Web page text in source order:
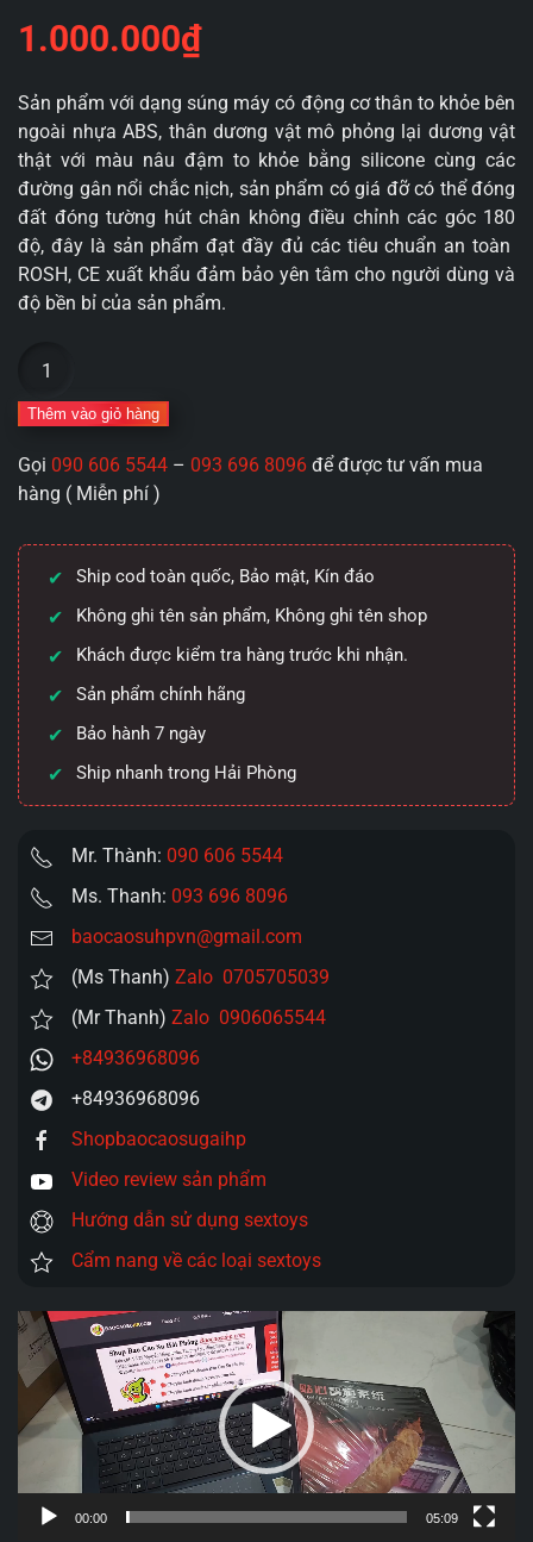
1.000.000₫
Sản phẩm với dạng súng máy có động cơ thân to khỏe bên
ngoài nhựa ABS, thân dương vật mô phỏng lại dương vật
thật với màu nâu đậm to khỏe bằng silicone cùng các
đường gân nổi chắc nịch, sản phẩm có giá đỡ có thể đóng
đất đóng tường hút chân không điều chỉnh các góc 180
độ, đây là sản phẩm đạt đầy đủ các tiêu chuẩn an toàn
ROSH, CE xuất khẩu đảm bảo yên tâm cho người dùng và
độ bền bỉ của sản phẩm.
giả
máy
đóng
DIBE
Wolverine
thụt
mạnh
phát
nhiệt
lực.
số
lượng
Thêm vào giỏ hàng
Gọi 090 606 5544 – 093 696 8096 để được tư vấn mua
hàng ( Miễn phí )
Ship cod toàn quốc, Bảo mật, Kín đáo
Không ghi tên sản phẩm, Không ghi tên shop
Khách được kiểm tra hàng trước khi nhận.
Sản phẩm chính hãng
Bảo hành 7 ngày
Ship nhanh trong Hải Phòng
Mr. Thành: 090 606 5544
Ms. Thanh: 093 696 8096
baocaosuhpvn@gmail.com
(Ms Thanh) Zalo 0705705039
(Mr Thanh) Zalo 0906065544
+84936968096
+84936968096
Shopbaocaosugaihp
Video review sản phẩm
Hướng dẫn sử dụng sextoys
Cẩm nang về các loại sextoys
Trình
chơi
Video
00:00 05:09